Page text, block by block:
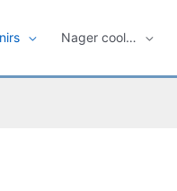
Nager cool…